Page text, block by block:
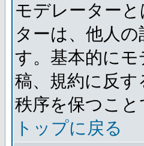
モデレーター
ターは、他人
す。基本的に
稿、規約に反
秩序を保つこと
トップに戻る